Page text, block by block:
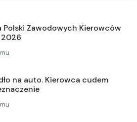
Zawodowych Kierowców
na auto. Kierowca cudem